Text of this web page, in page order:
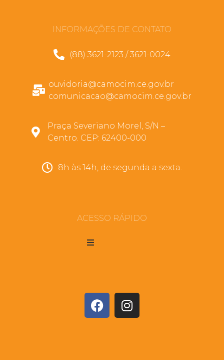
INFORMAÇÕES DE CONTATO
(88) 3621-2123 / 3621-0024
ouvidoria@camocim.ce.gov.br
comunicacao@camocim.ce.gov.br
Praça Severiano Morel, S/N –
Centro. CEP: 62400-000
8h às 14h, de segunda a sexta.
ACESSO RÁPIDO